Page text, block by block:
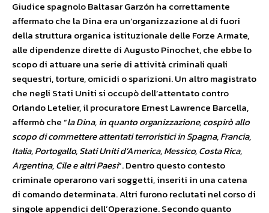
Giudice spagnolo Baltasar Garzón ha correttamente
affermato che la Dina era un’organizzazione al di fuori
della struttura organica istituzionale delle Forze Armate,
alle dipendenze dirette di Augusto Pinochet, che ebbe lo
scopo di attuare una serie di attività criminali quali
sequestri, torture, omicidi o sparizioni. Un altro magistrato
che negli Stati Uniti si occupò dell’attentato contro
Orlando Letelier, il procuratore Ernest Lawrence Barcella,
affermò che “la Dina, in quanto organizzazione, cospirò allo
scopo di commettere attentati terroristici in Spagna, Francia,
Italia, Portogallo, Stati Uniti d’America, Messico, Costa Rica,
Argentina, Cile e altri Paesi“. Dentro questo contesto
criminale operarono vari soggetti, inseriti in una catena
di comando determinata. Altri furono reclutati nel corso di
singole appendici dell’Operazione. Secondo quanto